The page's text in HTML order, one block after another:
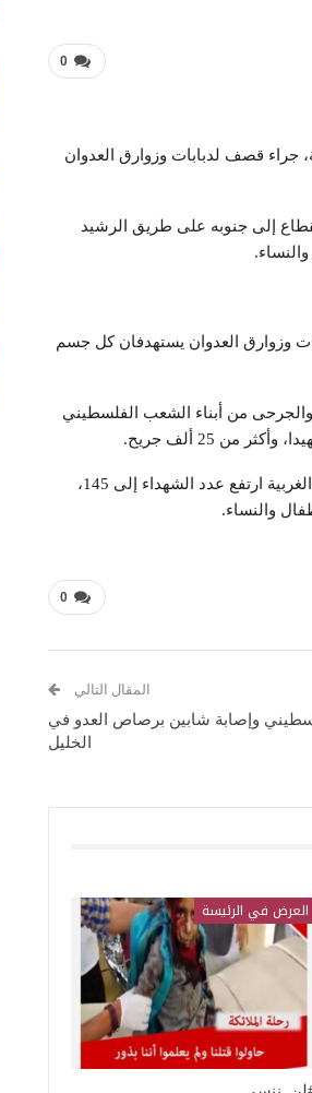
0
جراء قصف لدبابات وزوارق العدوان
إلى جنوبه على طريق الرشيد
وزوارق العدوان يستهدفان كل جسم
والجرحى من أبناء الشعب الفلسطيني
وأوضحت أن 9155 شهيدا ارتقوا في قطاع غزة، وأصيب أكثر من 24 ألفا، وفي الضفة الغربية ارتفع عدد الشهداء إلى 145،
0
المقال التالي
وإصابة شابين برصاص العدو في
الخليل
العرض في الرئيسة